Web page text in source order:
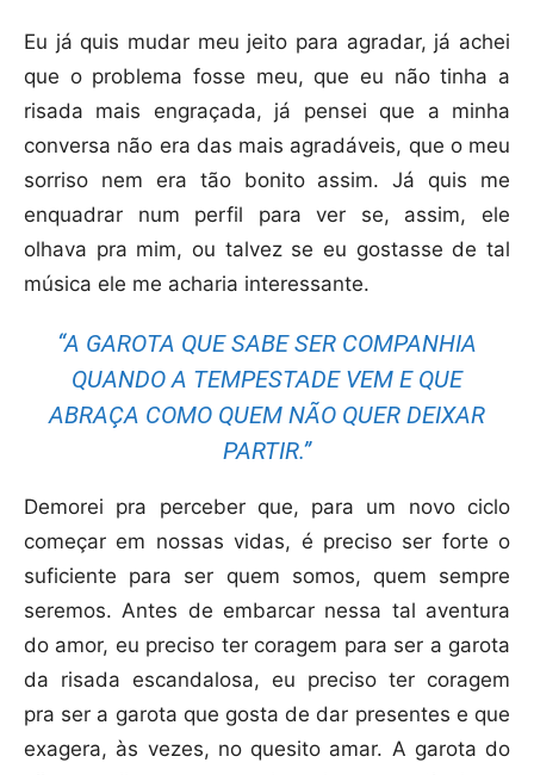
Eu já quis mudar meu jeito para agradar, já achei
que o problema fosse meu, que eu não tinha a
risada mais engraçada, já pensei que a minha
conversa não era das mais agradáveis, que o meu
sorriso nem era tão bonito assim. Já quis me
enquadrar num perfil para ver se, assim, ele
olhava pra mim, ou talvez se eu gostasse de tal
música ele me acharia interessante.
“A GAROTA QUE SABE SER COMPANHIA
QUANDO A TEMPESTADE VEM E QUE
ABRAÇA COMO QUEM NÃO QUER DEIXAR
PARTIR.”
Demorei pra perceber que, para um novo ciclo
começar em nossas vidas, é preciso ser forte o
suficiente para ser quem somos, quem sempre
seremos. Antes de embarcar nessa tal aventura
do amor, eu preciso ter coragem para ser a garota
da risada escandalosa, eu preciso ter coragem
pra ser a garota que gosta de dar presentes e que
exagera, às vezes, no quesito amar. A garota do